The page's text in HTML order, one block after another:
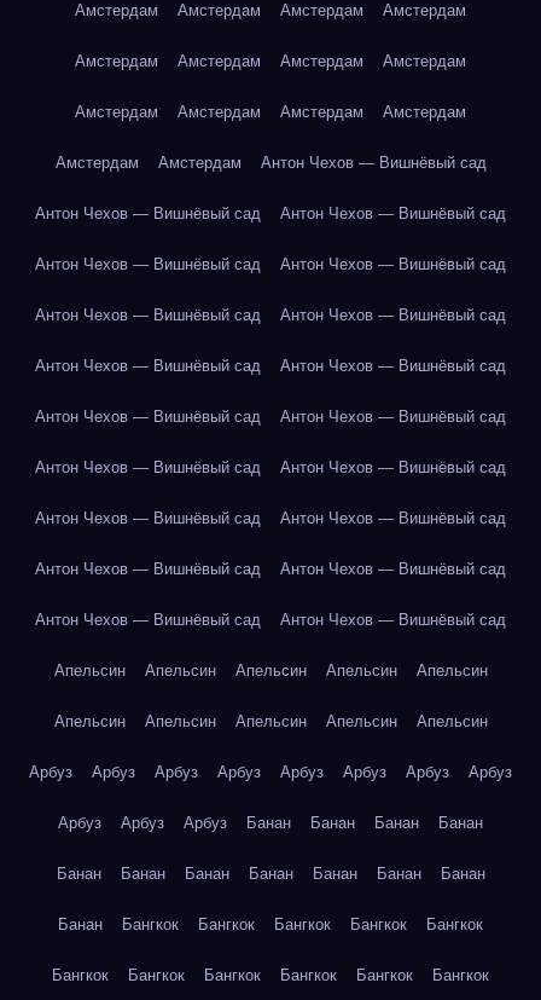
Амстердам Амстердам Амстердам Амстердам
Амстердам Амстердам Амстердам Амстердам
Амстердам Амстердам Амстердам Амстердам
Амстердам Амстердам Антон Чехов — Вишнёвый сад
Антон Чехов — Вишнёвый сад Антон Чехов — Вишнёвый сад
Антон Чехов — Вишнёвый сад Антон Чехов — Вишнёвый сад
Антон Чехов — Вишнёвый сад Антон Чехов — Вишнёвый сад
Антон Чехов — Вишнёвый сад Антон Чехов — Вишнёвый сад
Антон Чехов — Вишнёвый сад Антон Чехов — Вишнёвый сад
Антон Чехов — Вишнёвый сад Антон Чехов — Вишнёвый сад
Антон Чехов — Вишнёвый сад Антон Чехов — Вишнёвый сад
Антон Чехов — Вишнёвый сад Антон Чехов — Вишнёвый сад
Антон Чехов — Вишнёвый сад Антон Чехов — Вишнёвый сад
Апельсин Апельсин Апельсин Апельсин Апельсин
Апельсин Апельсин Апельсин Апельсин Апельсин
Арбуз Арбуз Арбуз Арбуз Арбуз Арбуз Арбуз Арбуз
Арбуз Арбуз Арбуз Банан Банан Банан Банан
Банан Банан Банан Банан Банан Банан Банан
Банан Бангкок Бангкок Бангкок Бангкок Бангкок
Бангкок Бангкок Бангкок Бангкок Бангкок Бангкок